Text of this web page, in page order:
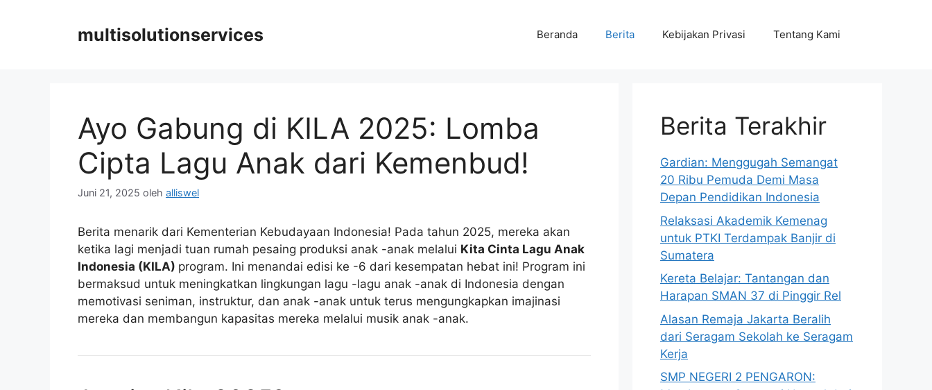
multisolutionservices Beranda Berita Kebijakan Privasi Tentang Kami
Ayo Gabung di KILA 2025: Lomba
Cipta Lagu Anak dari Kemenbud!
Juni 21, 2025 oleh alliswel
Berita menarik dari Kementerian Kebudayaan Indonesia! Pada tahun 2025, mereka akan
ketika lagi menjadi tuan rumah pesaing produksi anak -anak melalui Kita Cinta Lagu Anak
Indonesia (KILA) program. Ini menandai edisi ke -6 dari kesempatan hebat ini! Program ini
bermaksud untuk meningkatkan lingkungan lagu -lagu anak -anak di Indonesia dengan
memotivasi seniman, instruktur, dan anak -anak untuk terus mengungkapkan imajinasi
mereka dan membangun kapasitas mereka melalui musik anak -anak.
Berita Terakhir
Gardian: Menggugah Semangat
20 Ribu Pemuda Demi Masa
Depan Pendidikan Indonesia
Relaksasi Akademik Kemenag
untuk PTKI Terdampak Banjir di
Sumatera
Kereta Belajar: Tantangan dan
Harapan SMAN 37 di Pinggir Rel
Alasan Remaja Jakarta Beralih
dari Seragam Sekolah ke Seragam
Kerja
SMP NEGERI 2 PENGARON: